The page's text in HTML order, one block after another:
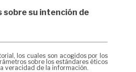
sobre su intención de
los cuales son acogidos por los
sobre los estándares éticos
veracidad de la información.